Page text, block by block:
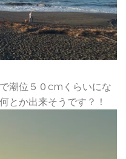
潮位５０cmくらいにな
とか出来そうです？！